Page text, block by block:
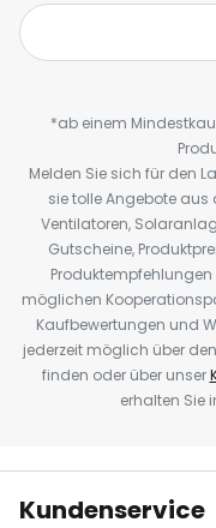
*ab einem
Melden Sie sich für den
sie tolle Angebote
Ventilatoren,
Gutscheine,
möglichen
Kaufbewertungen und
jederzeit möglich über
finden oder über unser
erhalten Sie
Kundenservice